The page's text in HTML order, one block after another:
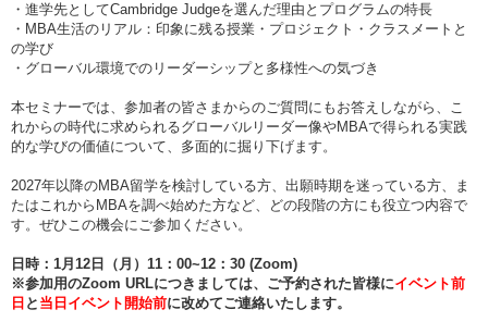
・進学先としてCambridge Judgeを選んだ理由とプログラムの特長
・MBA生活のリアル：印象に残る授業・プロジェクト・クラスメートと
の学び
・グローバル環境でのリーダーシップと多様性への気づき
本セミナーでは、参加者の皆さまからのご質問にもお答えしながら、こ
れからの時代に求められるグローバルリーダー像やMBAで得られる実践
的な学びの価値について、多面的に掘り下げます。
2027年以降のMBA留学を検討している方、出願時期を迷っている方、ま
たはこれからMBAを調べ始めた方など、どの段階の方にも役立つ内容で
す。ぜひこの機会にご参加ください。
日時：1月12日（月）11：00~12：30 (Zoom)
※参加用のZoom URLにつきましては、ご予約された皆様にイベント前
日 と 当日イベント開始前に改めてご連絡いたします。